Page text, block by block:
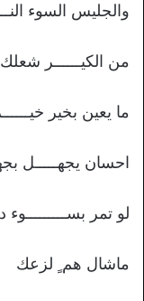
والجليس السوء
من الكيــــــر شعلك
ما يعين بخير
احسان يجهـــــل
لو تمر بســـــــــوء
ماشال هم ٍ لزعك